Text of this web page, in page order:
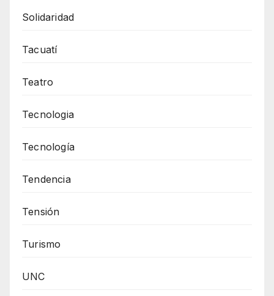
Solidaridad
Tacuatí
Teatro
Tecnologia
Tecnología
Tendencia
Tensión
Turismo
UNC